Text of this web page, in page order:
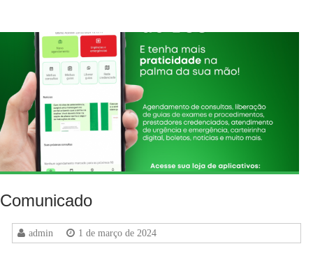
Comunicado
admin 1 de março de 2024